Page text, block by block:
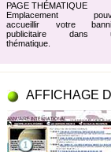
PAGE THÉMATIQUE
Emplacement
accueillir votre
publicitaire dans
thématique.
AFFICHAGE